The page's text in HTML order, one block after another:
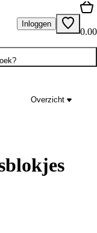
Inloggen
0.00
Overzicht